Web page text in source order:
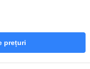
prețuri